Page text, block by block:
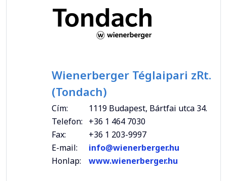
Wienerberger Téglaipari zRt.
(Tondach)
Cím:
1119 Budapest, Bártfai utca 34.
Telefon:
+36 1 464 7030
Fax:
+36 1 203-9997
E-mail:
info@wienerberger.hu
Honlap:
www.wienerberger.hu